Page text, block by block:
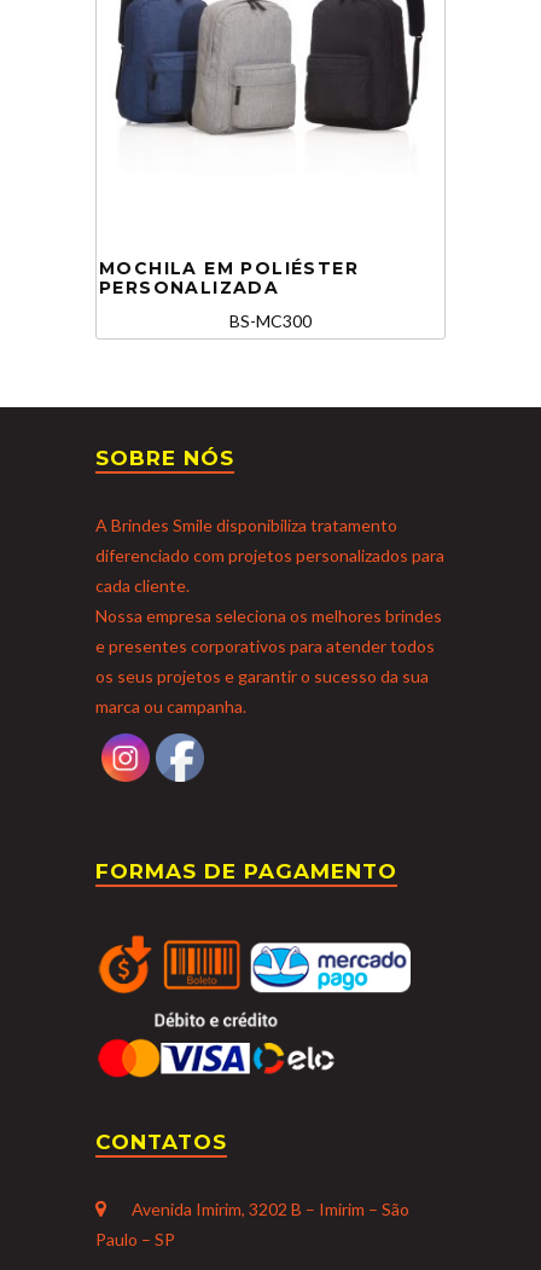
MOCHILA EM POLIÉSTER
PERSONALIZADA
BS-MC300
SOBRE NÓS
A Brindes Smile disponibiliza tratamento
diferenciado com projetos personalizados para
cada cliente.
Nossa empresa seleciona os melhores brindes
e presentes corporativos para atender todos
os seus projetos e garantir o sucesso da sua
marca ou campanha.
FORMAS DE PAGAMENTO
CONTATOS
Avenida Imirim, 3202 B – Imirim – São
Paulo – SP